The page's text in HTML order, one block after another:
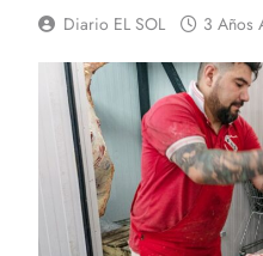
Diario EL SOL 3 Años